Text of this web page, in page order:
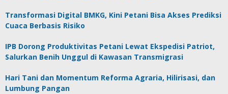
Transformasi Digital BMKG, Kini Petani Bisa Akses Prediksi
Cuaca Berbasis Risiko
IPB Dorong Produktivitas Petani Lewat Ekspedisi Patriot,
Salurkan Benih Unggul di Kawasan Transmigrasi
Hari Tani dan Momentum Reforma Agraria, Hilirisasi, dan
Lumbung Pangan